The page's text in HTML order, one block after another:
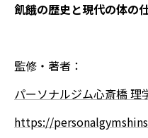
飢餓の歴史と現代の体の
監修・著者：
パーソナルジム心斎橋 理
https://